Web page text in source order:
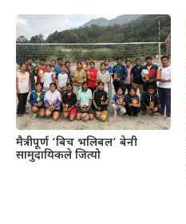
मैत्रीपूर्ण ‘बिच भलिबल’ बेनी
सामुदायिकले जित्यो